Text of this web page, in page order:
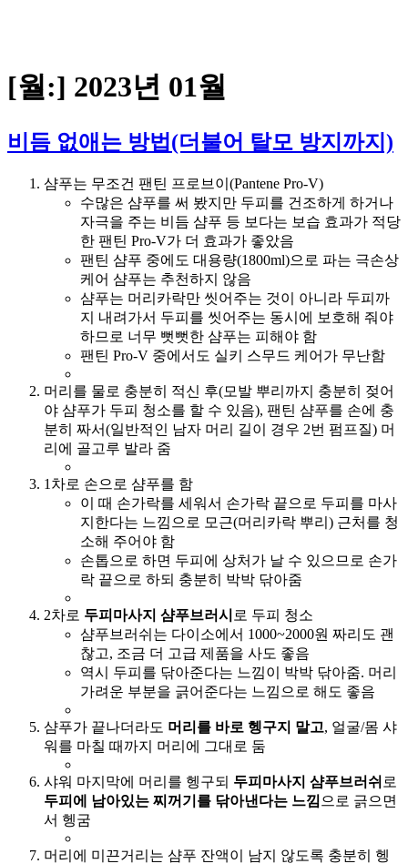
[월:] 2023년 01월
비듬 없애는 방법(더불어 탈모 방지까지)
샴푸는 무조건 팬틴 프로브이(Pantene Pro-V)
수많은 샴푸를 써 봤지만 두피를 건조하게 하거나
자극을 주는 비듬 샴푸 등 보다는 보습 효과가 적당
한 팬틴 Pro-V가 더 효과가 좋았음
팬틴 샴푸 중에도 대용량(1800ml)으로 파는 극손상
케어 샴푸는 추천하지 않음
샴푸는 머리카락만 씻어주는 것이 아니라 두피까
지 내려가서 두피를 씻어주는 동시에 보호해 줘야
하므로 너무 뻣뻣한 샴푸는 피해야 함
팬틴 Pro-V 중에서도 실키 스무드 케어가 무난함
머리를 물로 충분히 적신 후(모발 뿌리까지 충분히 젖어
야 샴푸가 두피 청소를 할 수 있음), 팬틴 샴푸를 손에 충
분히 짜서(일반적인 남자 머리 길이 경우 2번 펌프질) 머
리에 골고루 발라 줌
1차로 손으로 샴푸를 함
이 때 손가락를 세워서 손가락 끝으로 두피를 마사
지한다는 느낌으로 모근(머리카락 뿌리) 근처를 청
소해 주어야 함
손톱으로 하면 두피에 상처가 날 수 있으므로 손가
락 끝으로 하되 충분히 박박 닦아줌
2차로 두피마사지 샴푸브러시 로 두피 청소
샴푸브러쉬는 다이소에서 1000~2000원 짜리도 괜
찮고, 조금 더 고급 제품을 사도 좋음
역시 두피를 닦아준다는 느낌이 박박 닦아줌. 머리
가려운 부분을 긁어준다는 느낌으로 해도 좋음
샴푸가 끝나더라도 머리를 바로 헹구지 말고, 얼굴/몸 샤
워를 마칠 때까지 머리에 그대로 둠
샤워 마지막에 머리를 헹구되 두피마사지 샴푸브러쉬 로
두피에 남아있는 찌꺼기를 닦아낸다는 느낌 으로 긁으면
서 헹굼
머리에 미끈거리는 샴푸 잔액이 남지 않도록 충분히 헹